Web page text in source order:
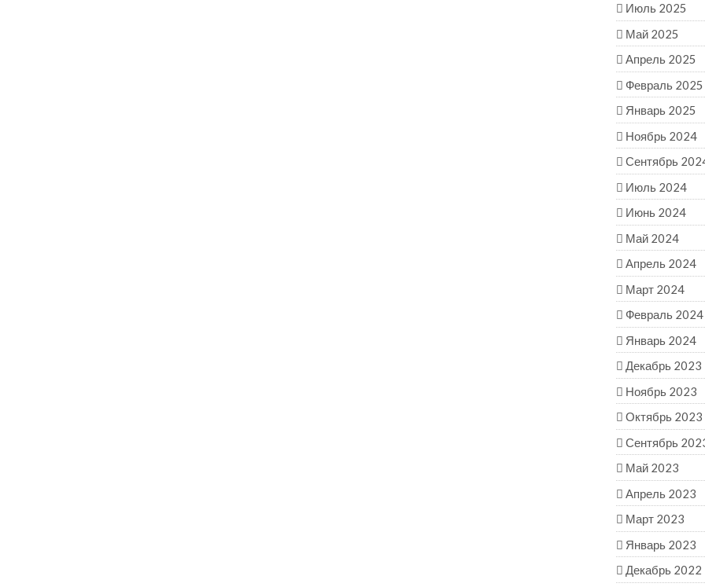
Июль 2025
Май 2025
Апрель 2025
Февраль 2025
Январь 2025
Ноябрь 2024
Сентябрь
Июль 2024
Июнь 2024
Май 2024
Апрель 2024
Март 2024
Февраль 2024
Январь 2024
Декабрь 2023
Ноябрь 2023
Октябрь 2023
Сентябрь
Май 2023
Апрель 2023
Март 2023
Январь 2023
Декабрь 2022